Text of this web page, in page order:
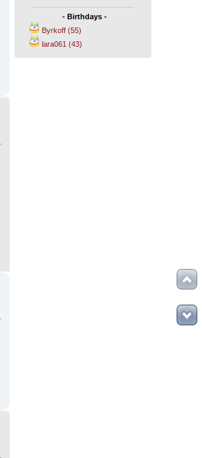
- Birthdays -
Byrkoff (55)
lara061 (43)